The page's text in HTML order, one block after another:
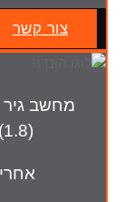
צור קשר
(1.8) ללא התקנה